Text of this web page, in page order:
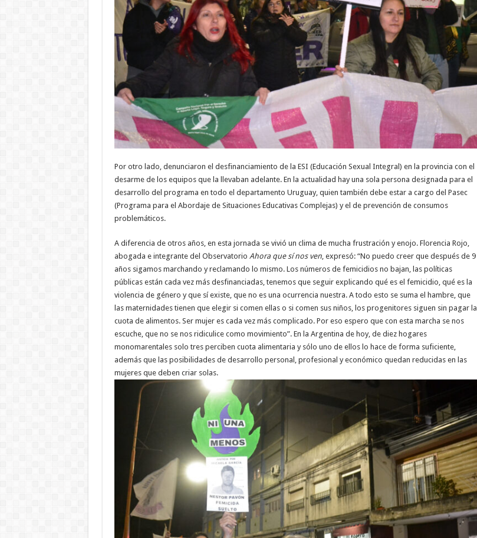
Por otro lado, denunciaron el desfinanciamiento de la ESI (Educación Sexual Integral) en la provincia con el
desarme de los equipos que la llevaban adelante. En la actualidad hay una sola persona designada para el
desarrollo del programa en todo el departamento Uruguay, quien también debe estar a cargo del Pasec
(Programa para el Abordaje de Situaciones Educativas Complejas) y el de prevención de consumos
problemáticos.
A diferencia de otros años, en esta jornada se vivió un clima de mucha frustración y enojo. Florencia Rojo,
abogada e integrante del Observatorio Ahora que sí nos ven, expresó: “No puedo creer que después de 9
años sigamos marchando y reclamando lo mismo. Los números de femicidios no bajan, las políticas
públicas están cada vez más desfinanciadas, tenemos que seguir explicando qué es el femicidio, qué es la
violencia de género y que sí existe, que no es una ocurrencia nuestra. A todo esto se suma el hambre, que
las maternidades tienen que elegir si comen ellas o si comen sus niños, los progenitores siguen sin pagar la
cuota de alimentos. Ser mujer es cada vez más complicado. Por eso espero que con esta marcha se nos
escuche, que no se nos ridiculice como movimiento”. En la Argentina de hoy, de diez hogares
monomarentales solo tres perciben cuota alimentaria y sólo uno de ellos lo hace de forma suficiente,
además que las posibilidades de desarrollo personal, profesional y económico quedan reducidas en las
mujeres que deben criar solas.